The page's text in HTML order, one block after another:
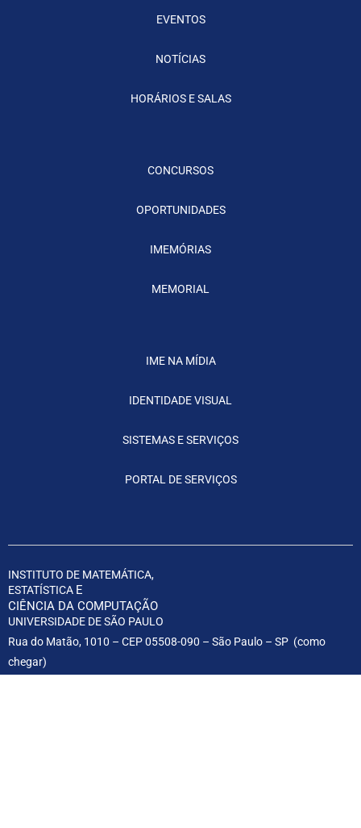
EVENTOS
NOTÍCIAS
HORÁRIOS E SALAS
CONCURSOS
OPORTUNIDADES
IMEMÓRIAS
MEMORIAL
IME NA MÍDIA
IDENTIDADE VISUAL
SISTEMAS E SERVIÇOS
PORTAL DE SERVIÇOS
INSTITUTO DE MATEMÁTICA,
ESTATÍSTICA E
CIÊNCIA DA COMPUTAÇÃO
UNIVERSIDADE DE SÃO PAULO
Rua do Matão, 1010 – CEP 05508-090 – São Paulo – SP (como
chegar)